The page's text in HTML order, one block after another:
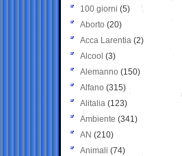
100 giorni (5)
Aborto (20)
Acca Larentia (2)
Alcool (3)
Alemanno (150)
Alfano (315)
Alitalia (123)
Ambiente (341)
AN (210)
Animali (74)